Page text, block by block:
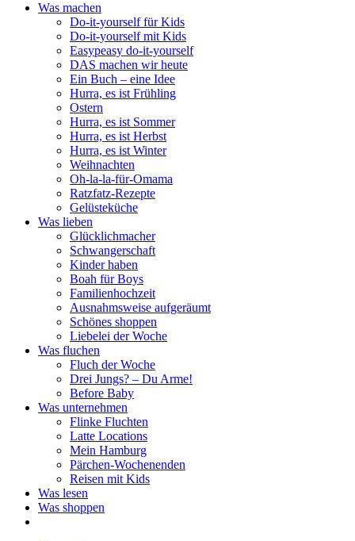
Was machen
Do-it-yourself für Kids
Do-it-yourself mit Kids
Easypeasy do-it-yourself
DAS machen wir heute
Ein Buch – eine Idee
Hurra, es ist Frühling
Ostern
Hurra, es ist Sommer
Hurra, es ist Herbst
Hurra, es ist Winter
Weihnachten
Oh-la-la-für-Omama
Ratzfatz-Rezepte
Gelüsteküche
Was lieben
Glücklichmacher
Schwangerschaft
Kinder haben
Boah für Boys
Familienhochzeit
Ausnahmsweise aufgeräumt
Schönes shoppen
Liebelei der Woche
Was fluchen
Fluch der Woche
Drei Jungs? – Du Arme!
Before Baby
Was unternehmen
Flinke Fluchten
Latte Locations
Mein Hamburg
Pärchen-Wochenenden
Reisen mit Kids
Was lesen
Was shoppen